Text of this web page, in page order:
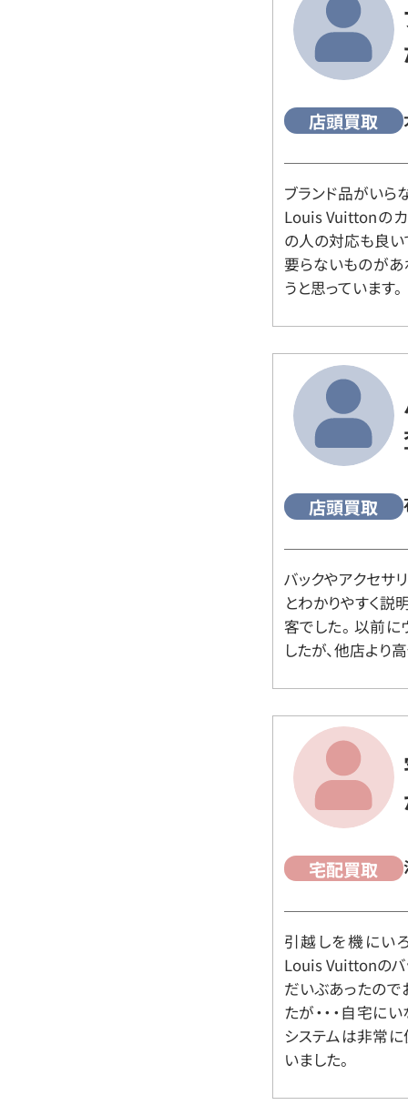
店頭買取
ブランド品がいら
Louis Vuittonの
の人の対応も良い
要らないものがあ
うと思っています。
店頭買取
バックやアクセサ
とわかりやすく説
客でした。 以前
したが、他店より
宅配買取
引越しを機にい
Louis Vuittonのバ
だいぶあったので
たが・・・自宅に
システムは非常に
いました。